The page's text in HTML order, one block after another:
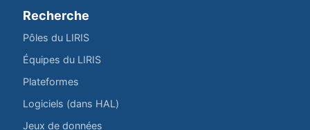
Recherche
Pôles du LIRIS
Équipes du LIRIS
Plateformes
Logiciels (dans HAL)
Jeux de données